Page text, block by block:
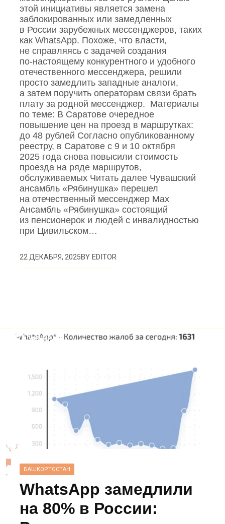
этой инициативы является замена
заблокированных или замедленных
в России зарубежных мессенджеров, таких
как WhatsApp. Похоже, что власти,
не справляясь с задачей создания
по‑настоящему конкурентного и удобного
отечественного мессенджера, решили
просто замедлить западные аналоги,
а затем поручить операторам связи брать
плату за родной мессенджер. Материалы
по теме: В Саратове очередное
повышение цен на проезд в маршрутках:
до 48 рублей Согласно опубликованному
реестру, в Саратове с 9 и 10 октября
2025 года снова повысили стоимость
проезда на ряде маршрутов,
обслуживаемых Читать далее Чувашский
ансамбль «Рябинушка» перешел
на отечественный мессенджер Max
Ансамбль «Рябинушка» состоящий
из пенсионерок и людей с инвалидностью
при Цивильском…
22 ДЕКАБРЯ, 2025BYEDITOR
БАШКОРТОСТАН
WhatsApp замедлили
на 80% в России: